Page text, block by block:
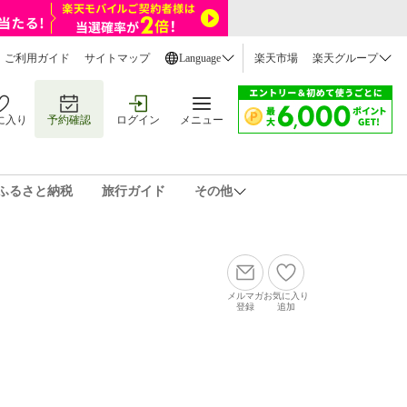
ご利用ガイド サイトマップ Language 楽天市場 楽天グループ
入り 予約確認 ログイン メニュー
るさと納税 旅行ガイド その他
メルマガ
登録
お気に入り
追加